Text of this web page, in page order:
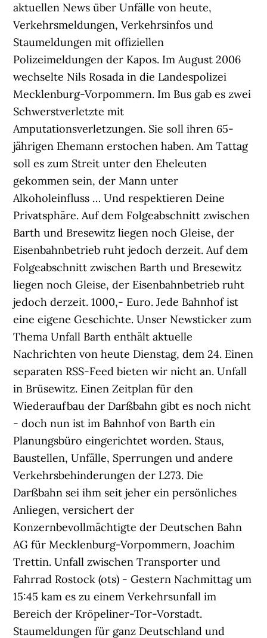
aktuellen News über Unfälle von heute,
Verkehrsmeldungen, Verkehrsinfos und
Staumeldungen mit offiziellen
Polizeimeldungen der Kapos. Im August 2006
wechselte Nils Rosada in die Landespolizei
Mecklenburg-Vorpommern. Im Bus gab es zwei
Schwerstverletzte mit
Amputationsverletzungen. Sie soll ihren 65-
jährigen Ehemann erstochen haben. Am Tattag
soll es zum Streit unter den Eheleuten
gekommen sein, der Mann unter
Alkoholeinfluss … Und respektieren Deine
Privatsphäre. Auf dem Folgeabschnitt zwischen
Barth und Bresewitz liegen noch Gleise, der
Eisenbahnbetrieb ruht jedoch derzeit. Auf dem
Folgeabschnitt zwischen Barth und Bresewitz
liegen noch Gleise, der Eisenbahnbetrieb ruht
jedoch derzeit. 1000,- Euro. Jede Bahnhof ist
eine eigene Geschichte. Unser Newsticker zum
Thema Unfall Barth enthält aktuelle
Nachrichten von heute Dienstag, dem 24. Einen
separaten RSS-Feed bieten wir nicht an. Unfall
in Brüsewitz. Einen Zeitplan für den
Wiederaufbau der Darßbahn gibt es noch nicht
- doch nun ist im Bahnhof von Barth ein
Planungsbüro eingerichtet worden. Staus,
Baustellen, Unfälle, Sperrungen und andere
Verkehrsbehinderungen der L273. Die
Darßbahn sei ihm seit jeher ein persönliches
Anliegen, versichert der
Konzernbevollmächtigte der Deutschen Bahn
AG für Mecklenburg-Vorpommern, Joachim
Trettin. Unfall zwischen Transporter und
Fahrrad Rostock (ots) - Gestern Nachmittag um
15:45 kam es zu einem Verkehrsunfall im
Bereich der Kröpeliner-Tor-Vorstadt.
Staumeldungen für ganz Deutschland und